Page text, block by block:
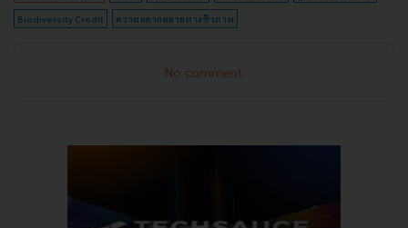
Biodiversity Credit ความหลากหลายทางชีวภาพ
No comment